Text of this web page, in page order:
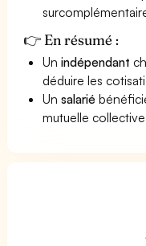
👉 En résumé :
Unindépendant
déduire les
Unsalarié
mutuelle